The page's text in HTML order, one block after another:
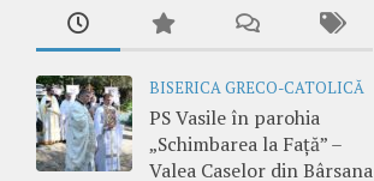
BISERICA GRECO-CATOLICĂ
PS Vasile în parohia
„Schimbarea la Față” –
Valea Caselor din Bârsana